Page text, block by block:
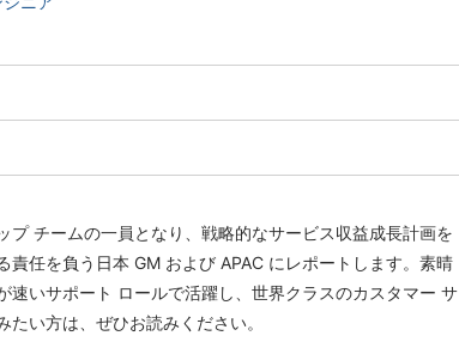
プ チームの一員となり、戦略的なサービス収益成長計画を
責任を負う日本 GM および APAC にレポートします。素晴
速いサポート ロールで活躍し、世界クラスのカスタマー サ
い方は、ぜひお読みください。